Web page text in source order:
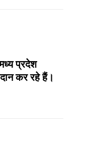
प्रदेश
कर रहे हैं।